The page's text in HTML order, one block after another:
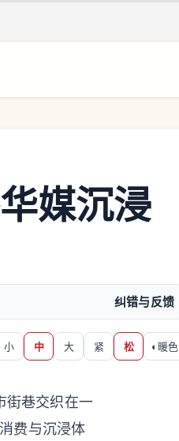
媒沉浸
纠错与反馈
小 中 大 紧 松 ◐ 暖色
巷交织在一
费与沉浸体